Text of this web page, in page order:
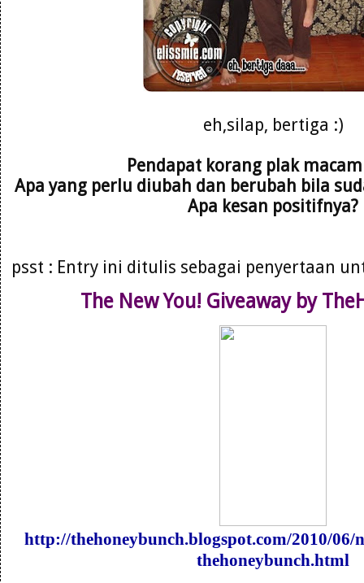
eh,silap, bertiga :)
Pendapat korang plak
Apa yang perlu diubah dan berubah bila
Apa kesan positifnya?
psst : Entry ini ditulis sebagai penyertaan
The New You! Giveaway by
http://thehoneybunch.blogspot.com/2010/06/
thehoneybunch.html